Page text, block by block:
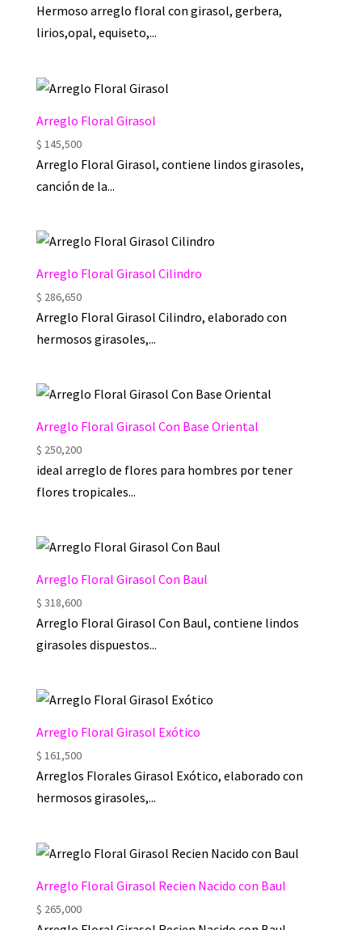
Hermoso arreglo floral con girasol, gerbera,
lirios,opal, equiseto,...
Arreglo Floral Girasol
$ 145,500
Arreglo Floral Girasol, contiene lindos girasoles,
canción de la...
Arreglo Floral Girasol Cilindro
$ 286,650
Arreglo Floral Girasol Cilindro, elaborado con
hermosos girasoles,...
Arreglo Floral Girasol Con Base Oriental
$ 250,200
ideal arreglo de flores para hombres por tener
flores tropicales...
Arreglo Floral Girasol Con Baul
$ 318,600
Arreglo Floral Girasol Con Baul, contiene lindos
girasoles dispuestos...
Arreglo Floral Girasol Exótico
$ 161,500
Arreglos Florales Girasol Exótico, elaborado con
hermosos girasoles,...
Arreglo Floral Girasol Recien Nacido con Baul
$ 265,000